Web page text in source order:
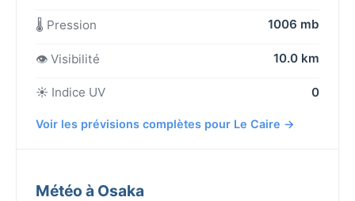
🌡️ Pression 1006 mb
👁️ Visibilité 10.0 km
☀️ Indice UV 0
Voir les prévisions complètes pour Le Caire →
Météo à Osaka